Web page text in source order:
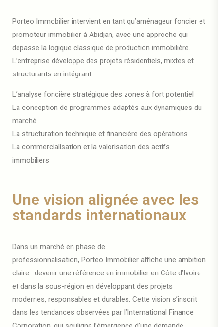
Porteo Immobilier intervient en tant qu’aménageur foncier et
promoteur immobilier à Abidjan, avec une approche qui
dépasse la logique classique de production immobilière.
L’entreprise développe des projets résidentiels, mixtes et
structurants en intégrant :
L’analyse foncière stratégique des zones à fort potentiel
La conception de programmes adaptés aux dynamiques du
marché
La structuration technique et financière des opérations
La commercialisation et la valorisation des actifs
immobiliers
Une vision alignée avec les
standards internationaux
Dans un marché en phase de
professionnalisation, Porteo Immobilier affiche une ambition
claire : devenir une référence en immobilier en Côte d’Ivoire
et dans la sous-région en développant des projets
modernes, responsables et durables. Cette vision s’inscrit
dans les tendances observées par l’International Finance